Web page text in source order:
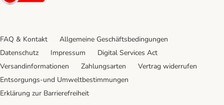
FAQ & Kontakt
Allgemeine Geschäftsbedingungen
Datenschutz
Impressum
Digital Services Act
Versandinformationen
Zahlungsarten
Vertrag widerrufen
Entsorgungs-und Umweltbestimmungen
Erklärung zur Barrierefreiheit